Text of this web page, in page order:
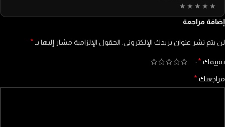
إضافة مراجعة
لن يتم نشر عنوان بريدك الإلكتروني. الحقول الإلزامية مشار إليها بـ *
تقييمك *
مراجعتك *